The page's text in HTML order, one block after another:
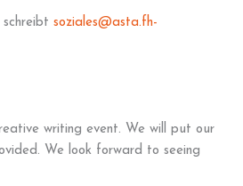
soziales@asta.fh-
writing event. We will put our
We look forward to seeing